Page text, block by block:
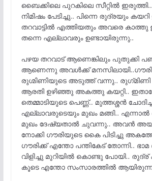
ബൈക്കിലെ പുറകിലെ സീറ്റിൽ
നിമിഷം പേടിച്ചു.. പിന്നെ രുദ്രയും
തറവാട്ടിൽ എത്തിയതും അവരെ കാത്തു
തന്നെ എല്ലാവരും ഉണ്ടായിരുന്നു..
പഴയ തറവാട് ആണെങ്കിലും പുതുക്കി
ആണെന്നു അവൾക്ക് മനസിലായി..ഗൗരി
രുഗ്മിണിയുടെ അടുത്ത് വന്നു..
ആരതി ഉഴിഞ്ഞു അകത്തു കയറ്റി..
തെമ്മാടിയുടെ പെണ്ണ്.. മുത്തശ്ശൻ
എല്ലാവരുടെയും മുഖം മങ്ങി.. എന്നാൽ
മുഖം ദേഷ്യതാൽ ചുവന്നു.. അവൻ
നോക്കി ഗൗരിയുടെ കൈ പിടിച്ചു
ഗൗരിക്ക് എന്തോ പന്തികേട് തോന്നി..
വിളിച്ചു മുറിയിൽ കൊണ്ടു പോയി.. രുദ്ര്
കൂടെ എന്തോ സംസാരത്തിൽ